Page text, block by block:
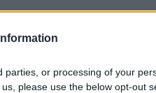
parties, or processing of your
please use the below opt-out